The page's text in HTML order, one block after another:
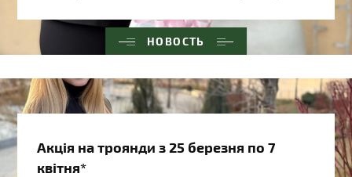
НОВОСТЬ
Акція на троянди з 25 березня по 7
квітня*